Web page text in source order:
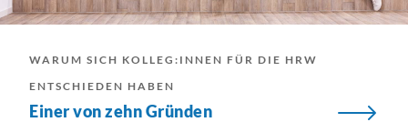
WARUM SICH KOLLEG:INNEN FÜR DIE HRW
ENTSCHIEDEN HABEN
Einer von zehn Gründen